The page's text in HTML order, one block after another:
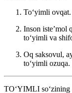
Toʻyimli
Inson isteʼmol
toʻyimli va
Oq saksovul,
toʻyimli ozuqa.
TO‘YIMLI